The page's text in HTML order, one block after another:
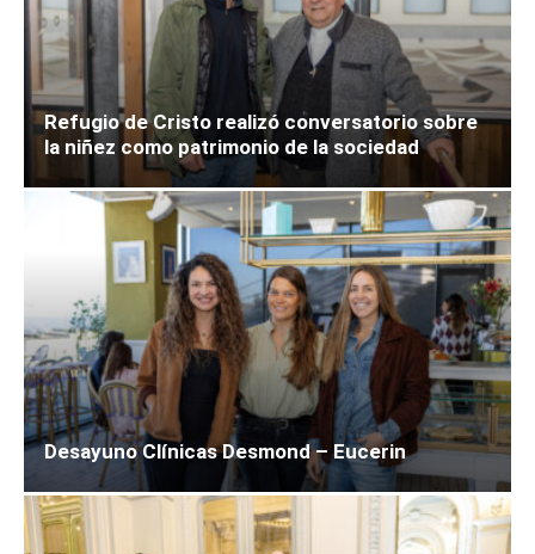
Refugio de Cristo realizó conversatorio sobre
la niñez como patrimonio de la sociedad
Desayuno Clínicas Desmond – Eucerin